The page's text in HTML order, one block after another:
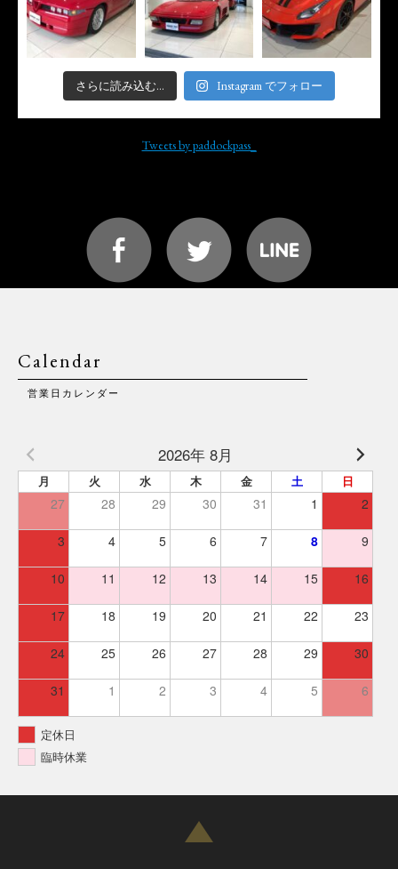
さらに読み込む... Instagram でフォロー
Tweets by paddockpass_
Calendar
営業日カレンダー
2026年 8月
月 火 水 木 金 土 日
27 28 29 30 31 1 2
3 4 5 6 7 8 9
10 11 12 13 14 15 16
17 18 19 20 21 22 23
24 25 26 27 28 29 30
31 1 2 3 4 5 6
定休日
臨時休業